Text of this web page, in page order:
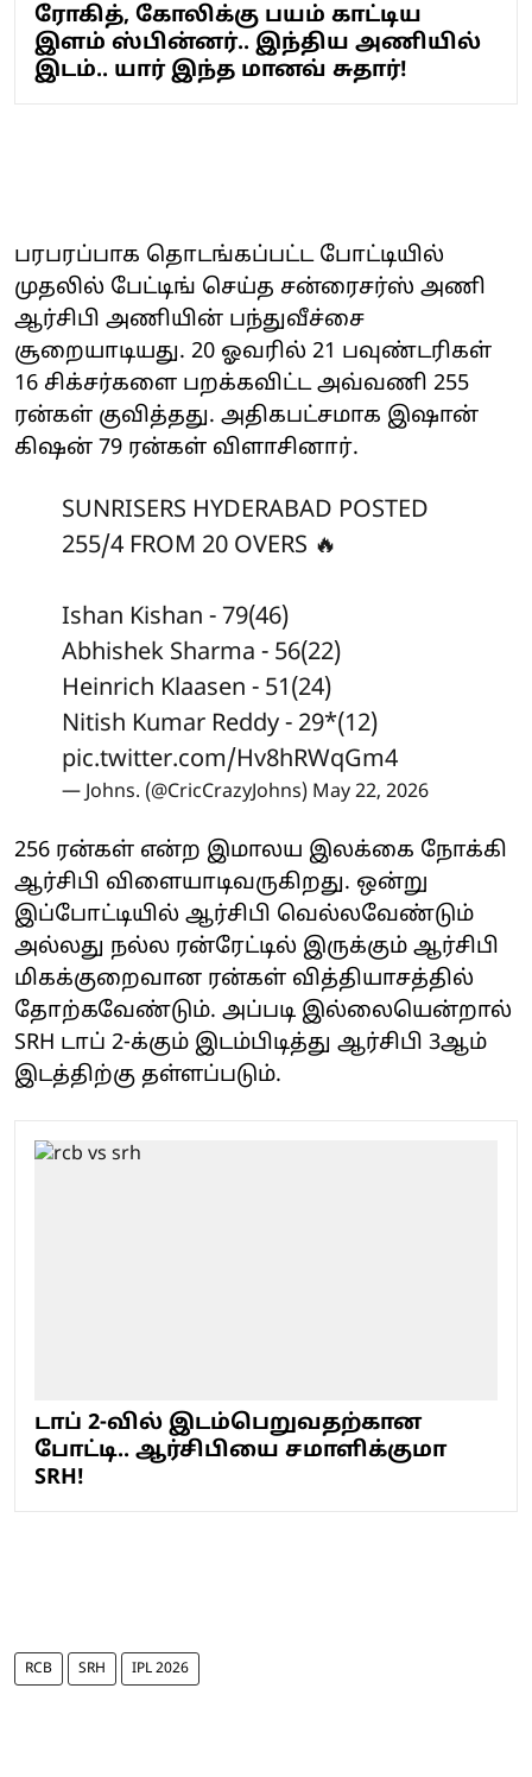
ரோகித், கோலிக்கு பயம் காட்டிய
இளம் ஸ்பின்னர்.. இந்திய அணியில்
இடம்.. யார் இந்த மானவ் சுதார்!
பரபரப்பாக தொடங்கப்பட்ட போட்டியில்
முதலில் பேட்டிங் செய்த சன்ரைசர்ஸ் அணி
ஆர்சிபி அணியின் பந்துவீச்சை
சூறையாடியது. 20 ஓவரில் 21 பவுண்டரிகள்
16 சிக்சர்களை பறக்கவிட்ட அவ்வணி 255
ரன்கள் குவித்தது. அதிகபட்சமாக இஷான்
கிஷன் 79 ரன்கள் விளாசினார்.
SUNRISERS HYDERABAD POSTED
255/4 FROM 20 OVERS 🔥
Ishan Kishan - 79(46)
Abhishek Sharma - 56(22)
Heinrich Klaasen - 51(24)
Nitish Kumar Reddy - 29*(12)
pic.twitter.com/Hv8hRWqGm4
— Johns. (@CricCrazyJohns) May 22, 2026
256 ரன்கள் என்ற இமாலய இலக்கை நோக்கி
ஆர்சிபி விளையாடிவருகிறது. ஒன்று
இப்போட்டியில் ஆர்சிபி வெல்லவேண்டும்
அல்லது நல்ல ரன்ரேட்டில் இருக்கும் ஆர்சிபி
மிகக்குறைவான ரன்கள் வித்தியாசத்தில்
தோற்கவேண்டும். அப்படி இல்லையென்றால்
SRH டாப் 2-க்கும் இடம்பிடித்து ஆர்சிபி 3ஆம்
இடத்திற்கு தள்ளப்படும்.
டாப் 2-வில் இடம்பெறுவதற்கான
போட்டி.. ஆர்சிபியை சமாளிக்குமா
SRH!
RCB SRH IPL 2026